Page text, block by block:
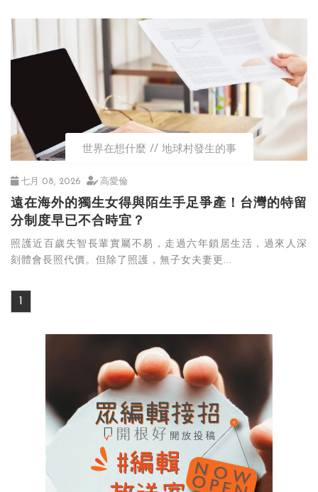
世界在想什麼 地球村發生的事
七月 08, 2026 高愛倫
遠在海外的獨生女得與陌生手足爭產！台灣的特留
分制度早已不合時宜？
照護近百歲失智長輩實屬不易，走過六年鎖居生活，過來人深
刻體會長照代價。但除了照護，無子女夫妻更...
1